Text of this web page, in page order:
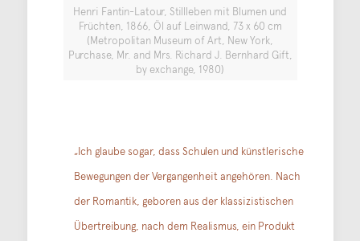
Henri Fantin-Latour, Stillleben mit Blumen und
Früchten, 1866, Öl auf Leinwand, 73 x 60 cm
(Metropolitan Museum of Art, New York,
Purchase, Mr. and Mrs. Richard J. Bernhard Gift,
by exchange, 1980)
„Ich glaube sogar, dass Schulen und künstlerische
Bewegungen der Vergangenheit angehören. Nach
der Romantik, geboren aus der klassizistischen
Übertreibung, nach dem Realismus, ein Produkt